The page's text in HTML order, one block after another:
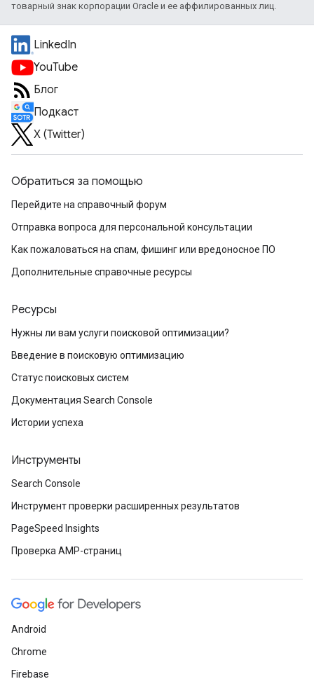
товарный знак корпорации Oracle и ее аффилированных лиц.
LinkedIn
YouTube
Блог
Подкаст
X (Twitter)
Обратиться за помощью
Перейдите на справочный форум
Отправка вопроса для персональной консультации
Как пожаловаться на спам, фишинг или вредоносное ПО
Дополнительные справочные ресурсы
Ресурсы
Нужны ли вам услуги поисковой оптимизации?
Введение в поисковую оптимизацию
Статус поисковых систем
Документация Search Console
Истории успеха
Инструменты
Search Console
Инструмент проверки расширенных результатов
PageSpeed Insights
Проверка AMP-страниц
Android
Chrome
Firebase